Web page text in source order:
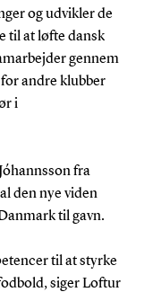
og udvikler de
til at løfte dansk
gennem
andre klubber
i
fra
den nye viden
til gavn.
til at styrke
siger Loftur